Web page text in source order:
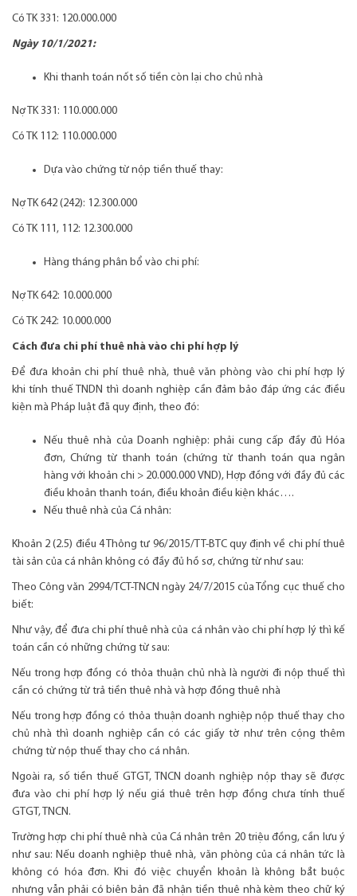
Có TK 331: 120.000.000
Ngày 10/1/2021:
Khi thanh toán nốt số tiền còn lại cho chủ nhà
Nợ TK 331: 110.000.000
Có TK 112: 110.000.000
Dựa vào chứng từ nộp tiền thuế thay:
Nợ TK 642 (242): 12.300.000
Có TK 111, 112: 12.300.000
Hàng tháng phân bổ vào chi phí:
Nợ TK 642: 10.000.000
Có TK 242: 10.000.000
Cách đưa chi phí thuê nhà vào chi phí hợp lý
Để đưa khoản chi phí thuê nhà, thuê văn phòng vào chi phí hợp lý
khi tính thuế TNDN thì doanh nghiệp cần đảm bảo đáp ứng các điều
kiện mà Pháp luật đã quy định, theo đó:
Nếu thuê nhà của Doanh nghiệp: phải cung cấp đầy đủ Hóa
đơn, Chứng từ thanh toán (chứng từ thanh toán qua ngân
hàng với khoản chi > 20.000.000 VND), Hợp đồng với đầy đủ các
điều khoản thanh toán, điều khoản điều kiện khác….
Nếu thuê nhà của Cá nhân:
Khoản 2 (2.5) điều 4 Thông tư 96/2015/TT-BTC quy định về chi phí thuê
tài sản của cá nhân không có đầy đủ hồ sơ, chứng từ như sau:
Theo Công văn 2994/TCT-TNCN ngày 24/7/2015 của Tổng cục thuế cho
biết:
Như vậy, để đưa chi phí thuê nhà của cá nhân vào chi phí hợp lý thì kế
toán cần có những chứng từ sau:
Nếu trong hợp đồng có thỏa thuận chủ nhà là người đi nộp thuế thì
cần có chứng từ trả tiền thuê nhà và hợp đồng thuê nhà
Nếu trong hợp đồng có thỏa thuận doanh nghiệp nộp thuế thay cho
chủ nhà thì doanh nghiệp cần có các giấy tờ như trên cộng thêm
chứng từ nộp thuế thay cho cá nhân.
Ngoài ra, số tiền thuế GTGT, TNCN doanh nghiệp nộp thay sẽ được
đưa vào chi phí hợp lý nếu giá thuê trên hợp đồng chưa tính thuế
GTGT, TNCN.
Trường hợp chi phí thuê nhà của Cá nhân trên 20 triệu đồng, cần lưu ý
như sau: Nếu doanh nghiệp thuê nhà, văn phòng của cá nhân tức là
không có hóa đơn. Khi đó việc chuyển khoản là không bắt buộc
nhưng vẫn phải có biên bản đã nhận tiền thuê nhà kèm theo chữ ký